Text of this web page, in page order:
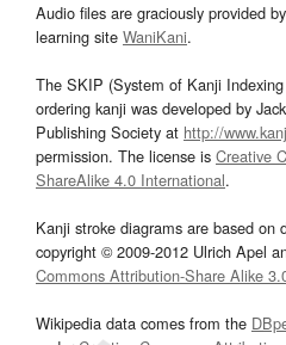
Audio files are graciously provided by
learning site WaniKani.
The SKIP (System of Kanji
ordering kanji was developed by
Publishing Society at http://
permission. The license is Creative
ShareAlike 4.0 International.
Kanji stroke diagrams are based on
copyright © 2009-2012 Ulrich Apel
Commons Attribution-Share Alike
Wikipedia data comes from the